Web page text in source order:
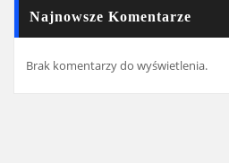
Najnowsze Komentarze
Brak komentarzy do wyświetlenia.